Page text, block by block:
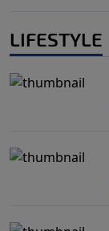
LIFESTYLE